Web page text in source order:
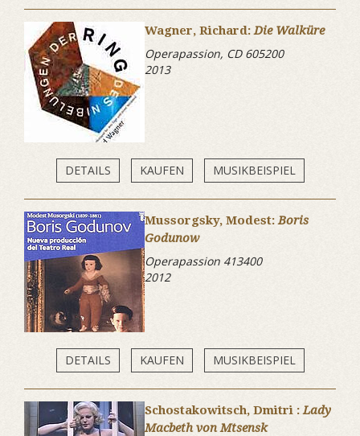
Wagner, Richard:Die Walküre
Operapassion, CD 605200
2013
DETAILS KAUFEN MUSIKBEISPIEL
Mussorgsky, Modest:Boris
Godunow
Operapassion 413400
2012
DETAILS KAUFEN MUSIKBEISPIEL
Schostakowitsch, Dmitri :Lady
Macbeth von Mtsensk